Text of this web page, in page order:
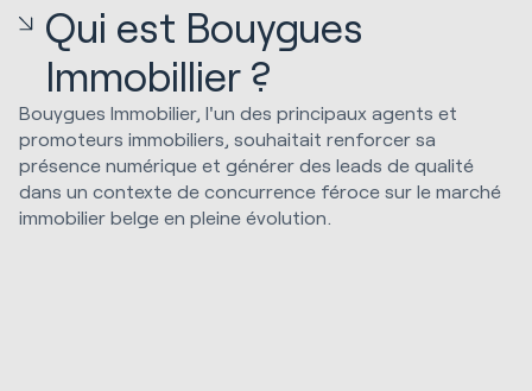
Qui est Bouygues
Immobillier ?
Bouygues Immobilier, l'un des principaux agents et
promoteurs immobiliers, souhaitait renforcer sa
présence numérique et générer des leads de qualité
dans un contexte de concurrence féroce sur le marché
immobilier belge en pleine évolution.